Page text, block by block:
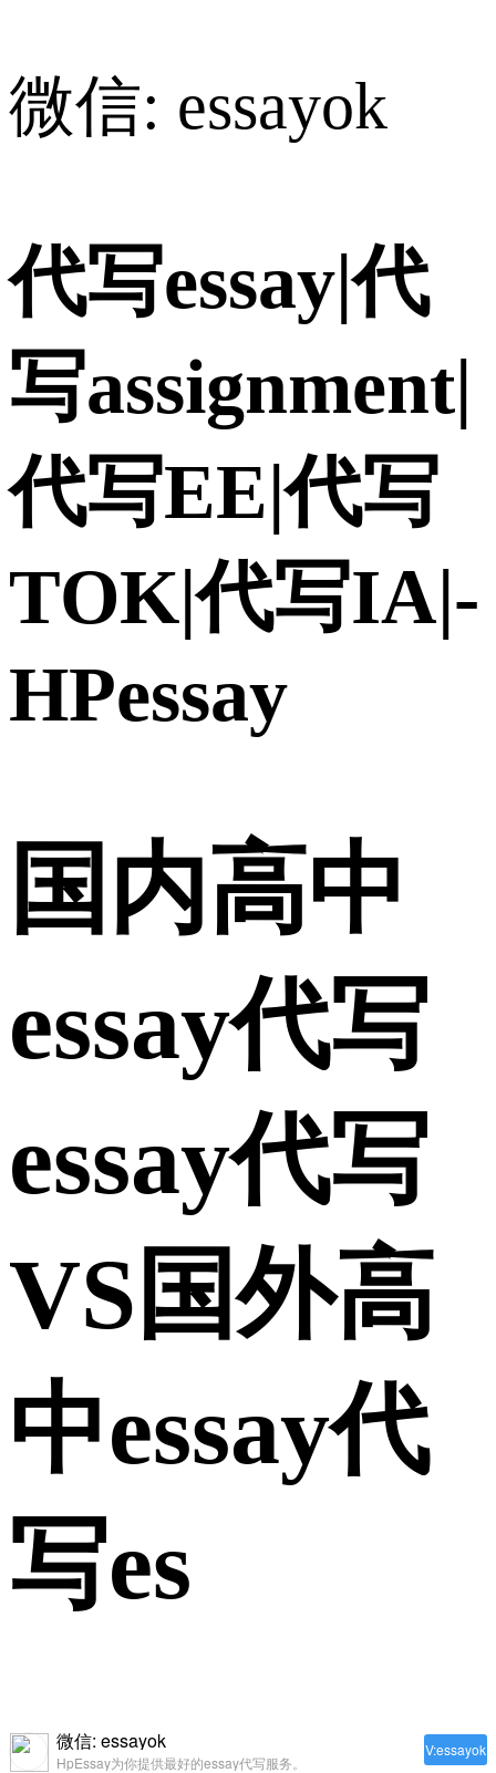
微信: essayok
代写essay|代
写assignment|
代写EE|代写
TOK|代写IA|-
HPessay
国内高中
essay代写
essay代写
VS国外高
中essay代
写es
V:essayok
微信: essayok
HpEssay为你提供最好的essay代写服务。